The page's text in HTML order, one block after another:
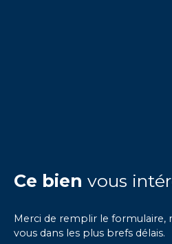
Ce bien vous
Merci de remplir le formulaire,
vous dans les plus brefs délais.